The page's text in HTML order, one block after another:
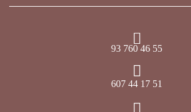
93 760 46 55
607 44 17 51